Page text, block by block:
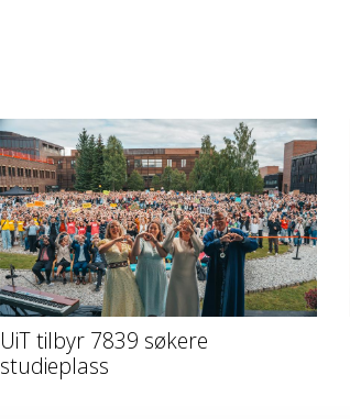
UiT tilbyr 7839 søkere
studieplass